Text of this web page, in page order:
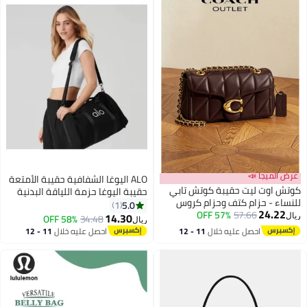
عرض الميجا 📣
كوتش اوت ليت حقيبة كوتش تابي
للنساء - حزام كتف وحزام كروس
بودي بسلسلة
ريال24.22
57.66
57% OFF
احصل عليه خلال 11 - 12
ALO اليوغا الشفافية حقيبة الأمتعة
حقيبة اليوغا حزمة اللياقة البدنية
الرياضة النسائية حقيبة اللياقة
البدنية في الهواء الطلق حقيبة
السفر حزمة الميل
5.0
1
ريال14.30
34.48
58% OFF
احصل عليه خلال 11 - 12